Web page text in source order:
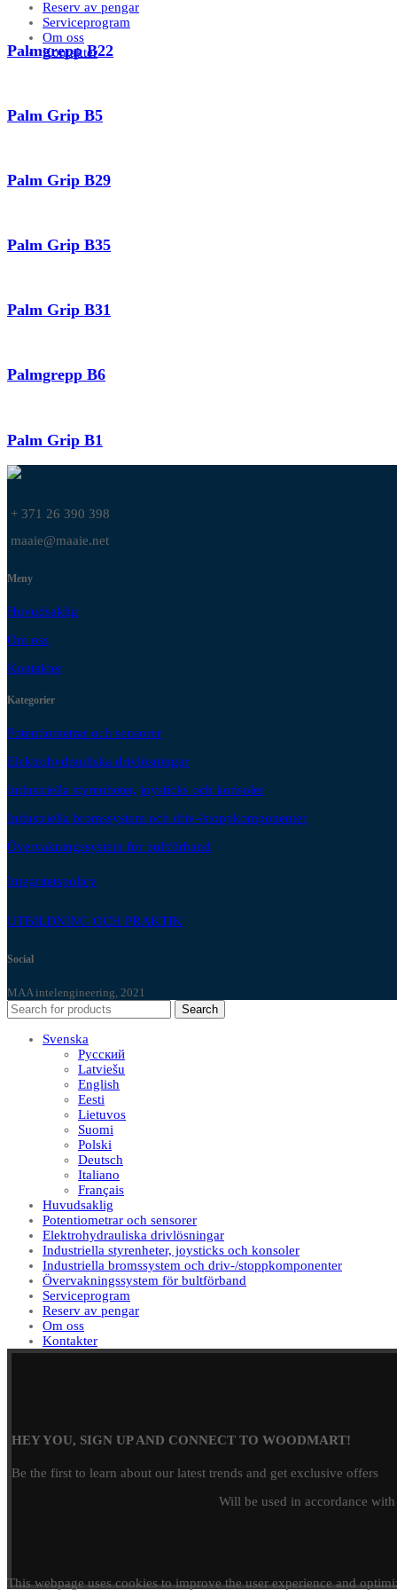
Reserv av pengar
Serviceprogram
Om oss
Kontakter
Palmgrepp B22
Palm Grip B5
Palm Grip B29
Palm Grip B35
Palm Grip B31
Palmgrepp B6
Palm Grip B1
+ 371 26 390 398
maaie@maaie.net
Meny
Huvudsaklig
Om oss
Kontakter
Kategorier
Potentiometrar och sensorer
Elektrohydrauliska drivlösningar
Industriella styrenheter, joysticks och konsoler
Industriella bromssystem och driv-/stoppkomponenter
Övervakningssystem för bultförband
Integritetspolicy
UTBILDNING OCH PRAKTIK
Social
MAA intelengineering, 2021
Search
Svenska
Русский
Latviešu
English
Eesti
Lietuvos
Suomi
Polski
Deutsch
Italiano
Français
Huvudsaklig
Potentiometrar och sensorer
Elektrohydrauliska drivlösningar
Industriella styrenheter, joysticks och konsoler
Industriella bromssystem och driv-/stoppkomponenter
Övervakningssystem för bultförband
Serviceprogram
Reserv av pengar
Om oss
Kontakter
HEY YOU, SIGN UP AND CONNECT TO WOODMART!
Be the first to learn about our latest trends and get exclusive offers
Will be used in accordance
This webpage uses cookies to improve the user experience and